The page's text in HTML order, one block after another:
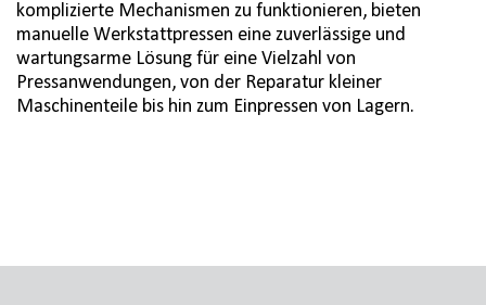
komplizierte Mechanismen zu funktionieren, bieten
manuelle Werkstattpressen eine zuverlässige und
wartungsarme Lösung für eine Vielzahl von
Pressanwendungen, von der Reparatur kleiner
Maschinenteile bis hin zum Einpressen von Lagern.